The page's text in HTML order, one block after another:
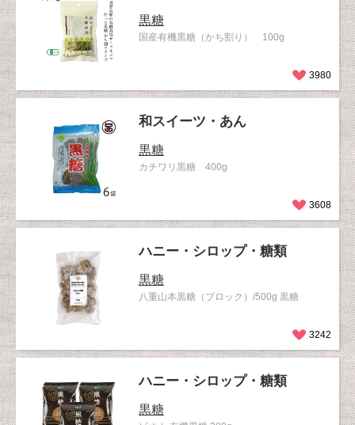
黒糖
国産有機黒糖（かち割り） 100g
3980
和スイーツ・あん
黒糖
カチワリ黒糖 400g
3608
ハニー・シロップ・糖類
黒糖
八重山本黒糖（ブロック）/500g 黒糖
3242
ハニー・シロップ・糖類
黒糖